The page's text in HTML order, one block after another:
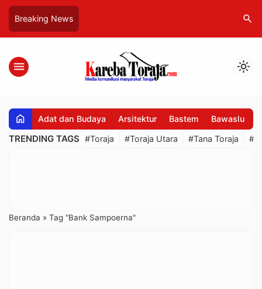
Breaking News search
menu light_mode
home Adat dan Budaya Arsitektur Bastem Bawaslu
TRENDING TAGS #Toraja #Toraja Utara #Tana Toraja
Beranda » Tag "Bank Sampoerna"